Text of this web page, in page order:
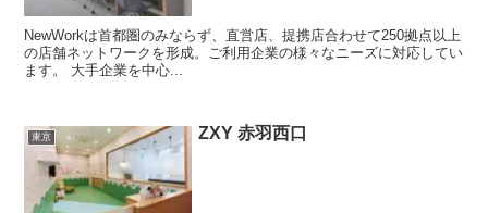
NewWorkは首都圏のみならず、直営店、提携店合わせて250拠点以上
の店舗ネットワークを形成。ご利用企業の様々なニーズに対応してい
ます。 大手企業を中心...
東京 ZXY 赤羽西口